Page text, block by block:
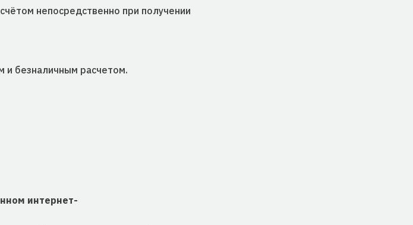
непосредственно при получении
и безналичным расчетом.
интернет-